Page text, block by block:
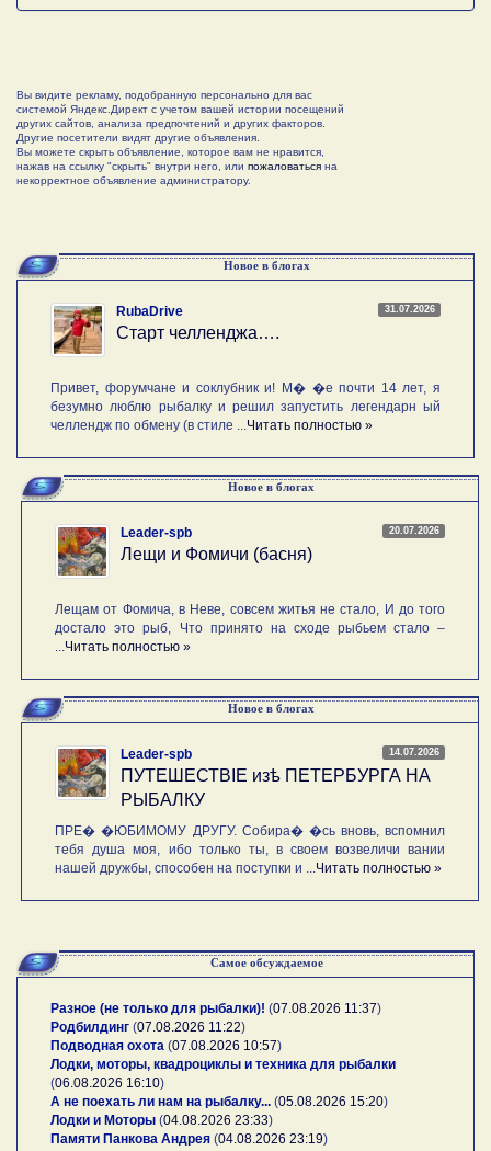
Вы видите рекламу, подобранную персонально для вас
системой Яндекс.Директ с учетом вашей истории посещений
других сайтов, анализа предпочтений и других факторов.
Другие посетители видят другие объявления.
Вы можете скрыть объявление, которое вам не нравится,
нажав на ссылку "скрыть" внутри него, или пожаловаться на
некорректное объявление администратору.
Новое в блогах
31.07.2026
RubaDrive
Старт челленджа….
Привет, форумчане и соклубник и! М� �е почти 14 лет, я
безумно люблю рыбалку и решил запустить легендарн ый
челлендж по обмену (в стиле ... Читать полностью »
Новое в блогах
20.07.2026
Leader-spb
Лещи и Фомичи (басня)
Лещам от Фомича, в Неве, совсем житья не стало, И до того
достало это рыб, Что принято на сходе рыбьем стало –
Читать полностью »
Новое в блогах
14.07.2026
Leader-spb
ПУТЕШЕСТВIE изѣ ПЕТЕРБУРГА НА
РЫБАЛКУ
ПРЕ� �ЮБИМОМУ ДРУГУ. Собира� �сь вновь, вспомнил
тебя душа моя, ибо только ты, в своем возвеличи вании
нашей дружбы, способен на поступки и ... Читать полностью »
Самое обсуждаемое
Разное (не только для рыбалки)! (07.08.2026 11:37)
Родбилдинг (07.08.2026 11:22)
Подводная охота (07.08.2026 10:57)
Лодки, моторы, квадроциклы и техника для рыбалки
(06.08.2026 16:10)
А не поехать ли нам на рыбалку... (05.08.2026 15:20)
Лодки и Моторы (04.08.2026 23:33)
Памяти Панкова Андрея (04.08.2026 23:19)